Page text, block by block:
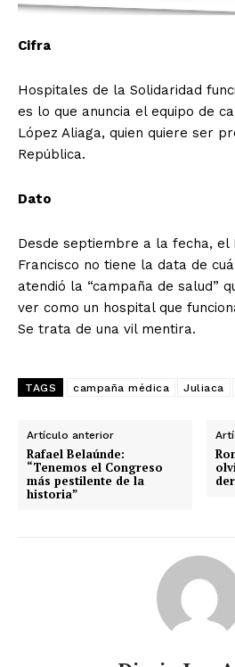
Diario los Andes
Contacto
Prensa
Cifra
Hospitales de la Solidaridad
es lo que anuncia el equipo de
López Aliaga, quien quiere ser
República.
Dato
Desde septiembre a la fecha, el
Francisco no tiene la data de
atendió la “campaña de salud”
ver como un hospital que
Se trata de una vil mentira.
TAGS campaña médica Juliaca
Artículo anterior
Rafael Belaúnde:
“Tenemos el Congreso
más pestilente de la
historia”